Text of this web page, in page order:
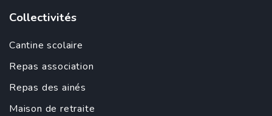
Collectivités
Cantine scolaire
Repas association
Repas des ainés
Maison de retraite